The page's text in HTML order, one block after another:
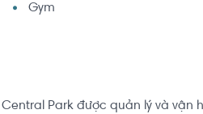
Gym
Park được quản lý và vận